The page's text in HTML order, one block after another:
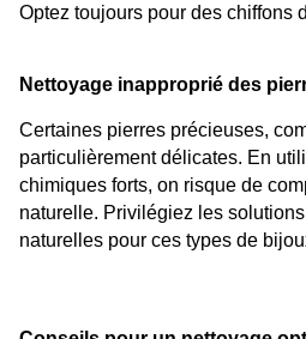
Optez toujours pour des chiffons
Nettoyage inapproprié des
Certaines pierres précieuses,
particulièrement délicates. En
chimiques forts, on risque de
naturelle. Privilégiez les
naturelles pour ces types de